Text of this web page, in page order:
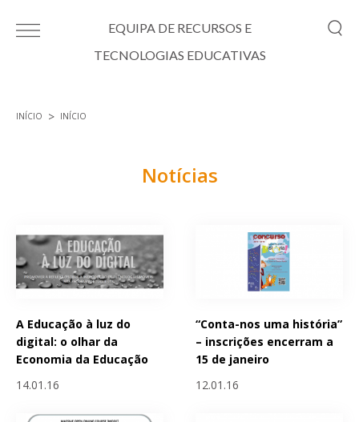
EQUIPA DE RECURSOS E
TECNOLOGIAS EDUCATIVAS
INÍCIO INÍCIO
Notícias
A Educação à luz do
digital: o olhar da
Economia da Educação
14.01.16
“Conta-nos uma história”
– inscrições encerram a
15 de janeiro
12.01.16
Páginas